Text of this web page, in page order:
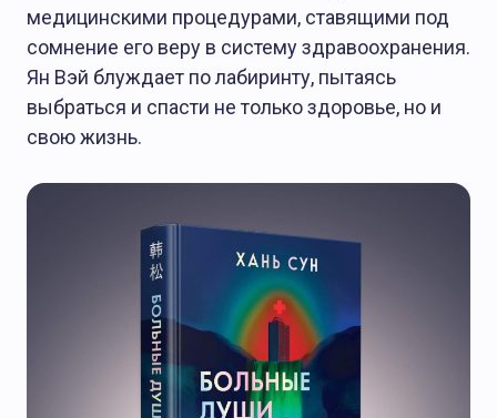
О Журнале АТ
медицинскими процедурами, ставящими под
сомнение его веру в систему здравоохранения.
Ян Вэй блуждает по лабиринту, пытаясь
выбраться и спасти не только здоровье, но и
свою жизнь.